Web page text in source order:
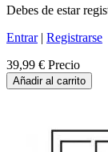
Debes de estar
Entrar| Registrarse
39,99 € Precio
Añadir al carrito